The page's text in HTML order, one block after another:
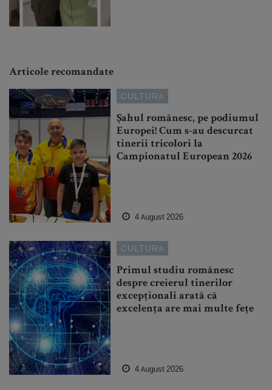
Articole recomandate
CULTURA
Șahul românesc, pe podiumul
Europei! Cum s-au descurcat
tinerii tricolori la
Campionatul European 2026
4 August 2026
CULTURA
Primul studiu românesc
despre creierul tinerilor
excepționali arată că
excelența are mai multe fețe
4 August 2026